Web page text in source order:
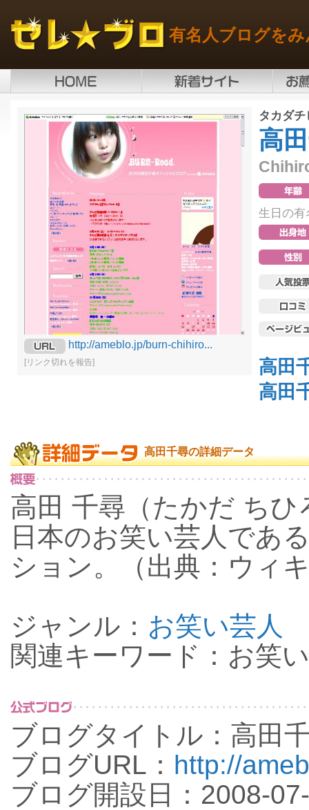
有名人ブログを
http://ameblo.jp/burn-chihiro...
[リンク切れを報告]
タカダチ
高
生日の有
高田
高田
高田千尋の詳細データ
高田 千尋（たかだ ち
日本のお笑い芸人であ
ション。（出典：ウィ
ジャンル： お笑い芸人
関連キーワード：お笑い
ブログタイトル：高田
ブログURL： http://
ブログ開設日：2008-